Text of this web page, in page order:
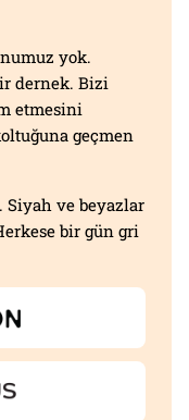
yok.
dernek. Bizi
etmesini
geçmen
Siyah ve beyazlar
bir gün gri